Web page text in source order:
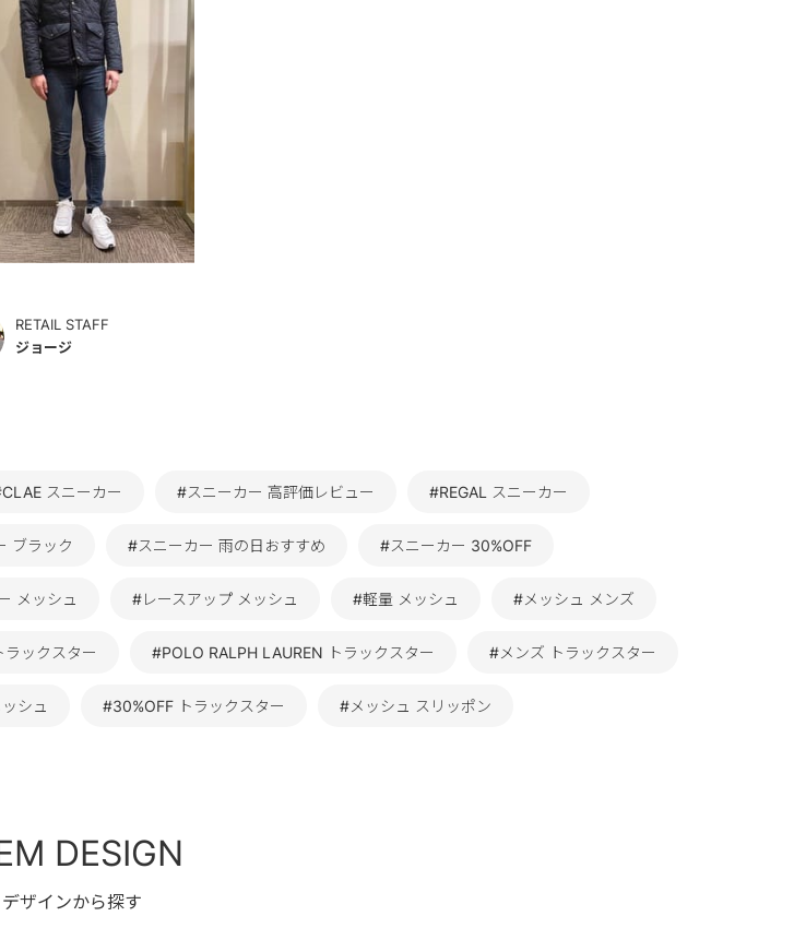
RETAIL STAFF
ジョージ
スニーカー #スニーカー 高評価レビュー #REGAL スニーカー
ブラック #スニーカー 雨の日おすすめ #スニーカー 30%OFF
メッシュ #レースアップ メッシュ #軽量 メッシュ #メッシュ メンズ
ックスター #POLO RALPH LAUREN トラックスター #メンズ トラックスター
シュ #30%OFF トラックスター #メッシュ スリッポン
DESIGN
デザインから探す